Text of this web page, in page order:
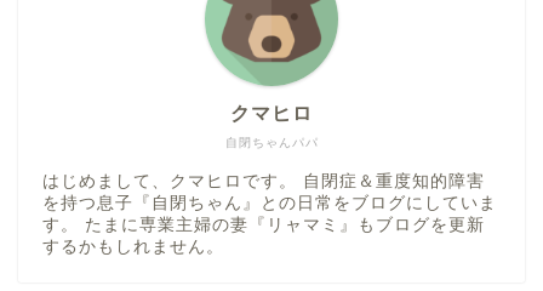
自閉ちゃんパパ
クマヒロ
はじめまして、クマヒロです。 自閉症＆重度知的障害
を持つ息子『自閉ちゃん』との日常をブログにしていま
す。 たまに専業主婦の妻『リャマミ』もブログを更新
するかもしれません。